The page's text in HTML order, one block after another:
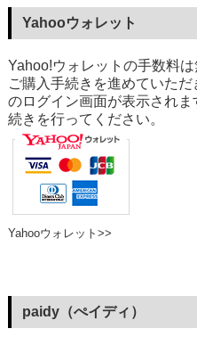
Yahooウォレット
Yahoo!ウォレットの手数料
ご購入手続きを進めていた
のログイン画面が表示され
続きを行ってください。
Yahooウォレット>>
paidy（ぺイディ）